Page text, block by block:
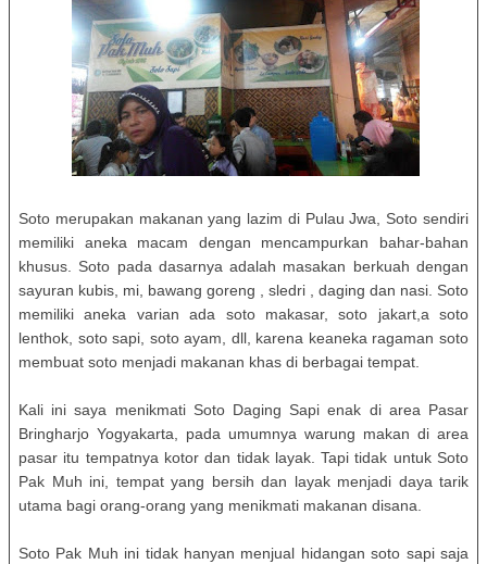
Soto merupakan makanan yang lazim di Pulau Jwa, Soto sendiri
memiliki aneka macam dengan mencampurkan bahar-bahan
khusus. Soto pada dasarnya adalah masakan berkuah dengan
sayuran kubis, mi, bawang goreng , sledri , daging dan nasi. Soto
memiliki aneka varian ada soto makasar, soto jakart,a soto
lenthok, soto sapi, soto ayam, dll, karena keaneka ragaman soto
membuat soto menjadi makanan khas di berbagai tempat.
Kali ini saya menikmati Soto Daging Sapi enak di area Pasar
Bringharjo Yogyakarta, pada umumnya warung makan di area
pasar itu tempatnya kotor dan tidak layak. Tapi tidak untuk Soto
Pak Muh ini, tempat yang bersih dan layak menjadi daya tarik
utama bagi orang-orang yang menikmati makanan disana.
Soto Pak Muh ini tidak hanyan menjual hidangan soto sapi saja